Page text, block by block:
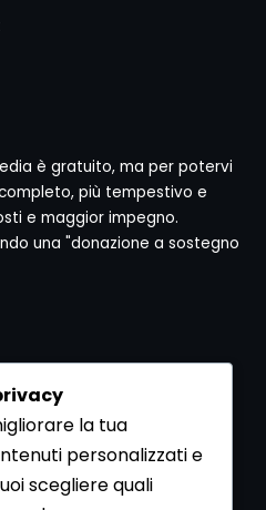
è gratuito, ma per potervi
più tempestivo e
e maggior impegno.
una "donazione a sostegno
la tua
personalizzati e
scegliere quali